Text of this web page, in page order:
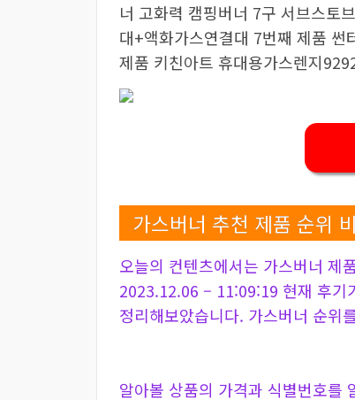
너 고화력 캠핑버너 7구 서브스토
대+액화가스연결대 7번째 제품
제품 키친아트 휴대용가스렌지
가스버너 추천 제품 순위
오늘의 컨텐츠에서는 가스버너 제
2023.12.06 – 11:09:19 현재 후기
정리해보았습니다. 가스버너 순위
알아볼 상품의 가격과 식별번호를